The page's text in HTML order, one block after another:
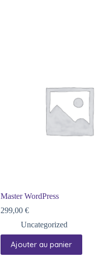
Master WordPress
299,00 €
Uncategorized
Ajouter au panier